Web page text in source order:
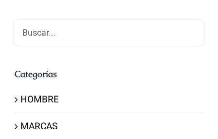
Buscar
Categorías
HOMBRE
MARCAS